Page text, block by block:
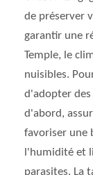
de préserver
garantir une
Temple, le
nuisibles.
d'adopter
d'abord,
favoriser une
l'humidité et
parasites. La